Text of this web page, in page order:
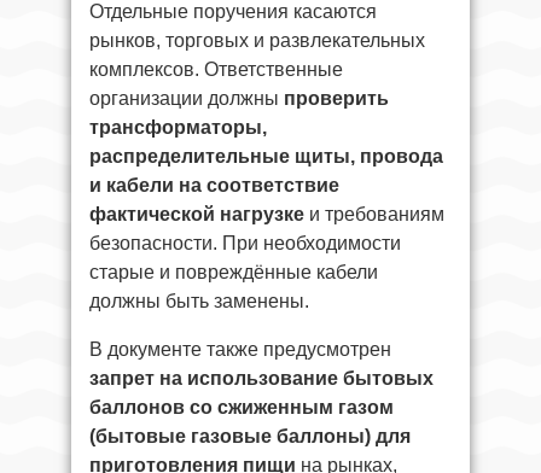
Отдельные поручения касаются
рынков, торговых и развлекательных
комплексов. Ответственные
организации должны проверить
трансформаторы,
распределительные щиты, провода
и кабели на соответствие
фактической нагрузке и требованиям
безопасности. При необходимости
старые и повреждённые кабели
должны быть заменены.
В документе также предусмотрен
запрет на использование бытовых
баллонов со сжиженным газом
(бытовые газовые баллоны) для
приготовления пищи на рынках,